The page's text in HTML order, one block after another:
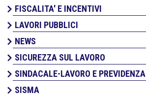
FISCALITA' E INCENTIVI
LAVORI PUBBLICI
NEWS
SICUREZZA SUL LAVORO
SINDACALE-LAVORO E PREVIDENZA
SISMA